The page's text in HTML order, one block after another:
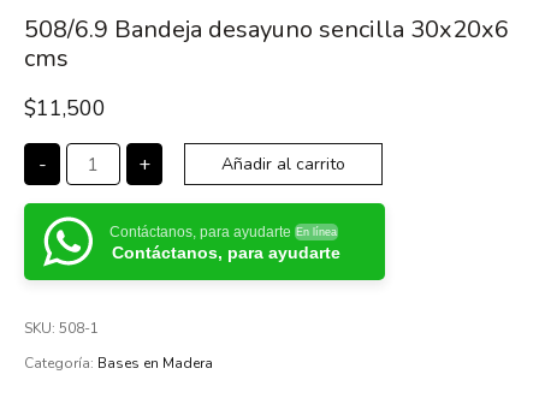
508/6.9 Bandeja desayuno sencilla 30x20x6
cms
$11,500
- + Añadir al carrito
Contáctanos, para ayudarte En línea
Contáctanos, para ayudarte
SKU: 508-1
Categoría: Bases en Madera